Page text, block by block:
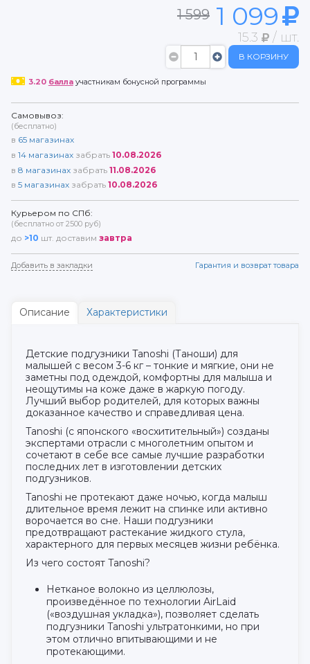
1 599 1 099
15.3 / шт.
В КОРЗИНУ
3.20 баллаучастникам бонусной программы
Самовывоз:
(бесплатно)
в 65 магазинах
в 14 магазинах забрать 10.08.2026
в 8 магазинах забрать 11.08.2026
в 5 магазинах забрать 10.08.2026
Курьером по СПб:
(бесплатно от 2500 руб)
до >10 шт. доставим завтра
Добавить в закладки Гарантия и возврат товара
Описание Характеристики
Детские подгузники Tanoshi (Таноши) для
малышей с весом 3-6 кг – тонкие и мягкие, они не
заметны под одеждой, комфортны для малыша и
неощутимы на коже даже в жаркую погоду.
Лучший выбор родителей, для которых важны
доказанное качество и справедливая цена.
Tanoshi (с японского «восхитительный») созданы
экспертами отрасли с многолетним опытом и
сочетают в себе все самые лучшие разработки
последних лет в изготовлении детских
подгузников.
Tanoshi не протекают даже ночью, когда малыш
длительное время лежит на спинке или активно
ворочается во сне. Наши подгузники
предотвращают растекание жидкого стула,
характерного для первых месяцев жизни ребёнка.
Из чего состоят Tanoshi?
Нетканое волокно из целлюлозы,
произведённое по технологии AirLaid
(«воздушная укладка»), позволяет сделать
подгузники Tanoshi ультратонкими, но при
этом отлично впитывающими и не
протекающими.